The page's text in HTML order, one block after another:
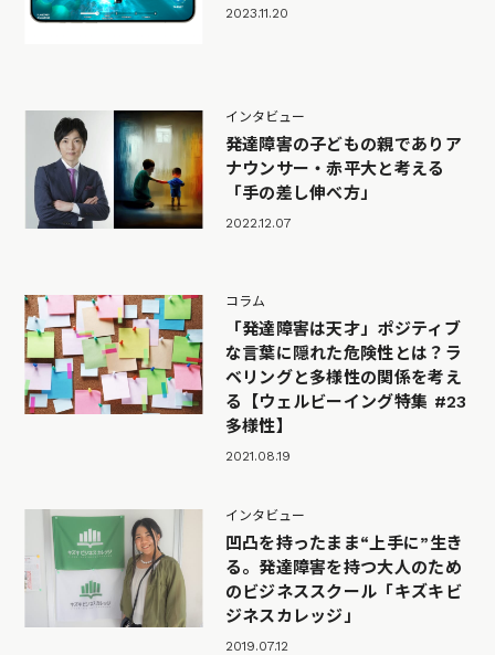
2023.11.20
インタビュー
発達障害の子どもの親でありア
ナウンサー・赤平大と考える
「手の差し伸べ方」
2022.12.07
コラム
「発達障害は天才」ポジティブ
な言葉に隠れた危険性とは？ラ
ベリングと多様性の関係を考え
る【ウェルビーイング特集 #23
多様性】
2021.08.19
インタビュー
凹凸を持ったまま“上手に”生き
る。発達障害を持つ大人のため
のビジネススクール「キズキビ
ジネスカレッジ」
2019.07.12